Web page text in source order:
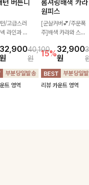
버튼니
/고급스러
라인과 감
있게 즐기
디건 🤍 가
주기만 해도
시한 무드를
데일리하게
32,900
원
40,100
원
트 영역
롬셔링배색 카라
원피스
[군살커버💕/주문폭
주]배색 카라와 스트
얼한 무드를 더한 롱
원피스 🖤 셔링 디테
일과 쫀쫀한 스판 소
재로 편안하면서도 여
성스럽게 연출돼요
15%32,900
원
리뷰 카운트 영역